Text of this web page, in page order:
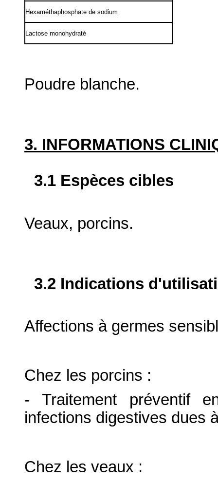
Hexaméthaphosphate de sodium
Lactose monohydraté
Poudre blanche.
3. INFORMATIONS
3.1 Espèces cibles
Veaux, porcins.
3.2 Indications
Affections à germes
Chez les porcins :
- Traitement préventif
infections digestives dues
Chez les veaux :